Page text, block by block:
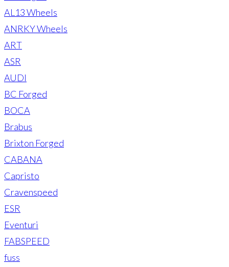
AL13 Wheels
ANRKY Wheels
ART
ASR
AUDI
BC Forged
BOCA
Brabus
Brixton Forged
CABANA
Capristo
Cravenspeed
ESR
Eventuri
FABSPEED
fuss